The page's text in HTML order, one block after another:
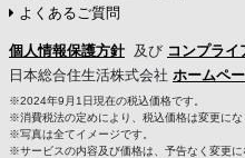
よくあるご質問
個人情報保護方針 及び コンプライ
日本総合住生活株式会社 ホームペ
※2024年9月1日現在の税込価格です。
※消費税法の定めにより、税込価格は変更にな
※写真は全てイメージです。
※サービスの内容及び価格は、予告なく変更に